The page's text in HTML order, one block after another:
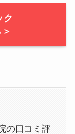
ク
の口コミ評